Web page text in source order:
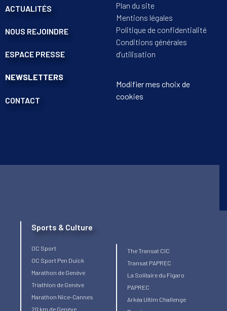
ACTUALITÉS
NOUS REJOINDRE
ESPACE PRESSE
NEWSLETTERS
CONTACT
Plan du site
Mentions légales
Politique de confidentialité
Conditions générales
d’utilisation
Modifier mes choix de
cookies
Sports & Culture
OC Sport
OC Sport Pen Duick
Marathon de Genève
Triathlon de Genève
Marathon Nice-Cannes
20 km de Genève
The Transat CIC
Transat PAPREC
La Solitaire du Figaro
PAPREC
Arkéa Ultim Challenge